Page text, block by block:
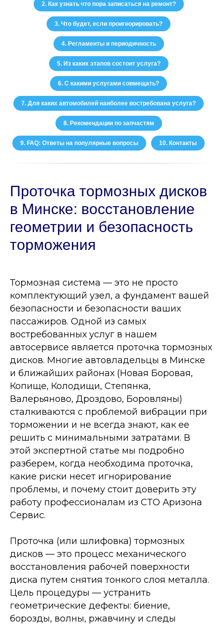
2. Как узнать что пора записаться на ремонт?
3. Что будет, если проигнорировать?
4. Регламенты и периодичность
5. Из каких этапов состоит услуга?
6. С какими услугами совмещать?
7. Для каких автомобилей наиболее востребована услуга?
8. Рекомендации по запчастям
9. FAQ: Ответы на популярные вопросы 10. Контакты
Проточка тормозных дисков
в Минске: восстановление
геометрии и безопасность
торможения
Тормозная система — это не просто
комплектующий узел, а фундамент вашей
безопасности и безопасности ваших
пассажиров. Одной из самых
востребованных услуг в нашем
автосервисе является проточка тормозных
дисков. Многие автовладельцы в Минске
и ближайших районах (Новая Боровая,
Копище, Колодищи, Степянка,
Валерьяново, Дроздово, Боровляны)
сталкиваются с проблемой вибрации при
торможении и не всегда знают, как ее
решить с минимальными затратами. В
этой экспертной статье мы подробно
разберем, когда необходима проточка,
какие риски несет игнорирование
проблемы, и почему стоит доверить эту
работу профессионалам из СТО Аризона
Сервис.
Проточка (или шлифовка) тормозных
дисков — это процесс механического
восстановления рабочей поверхности
диска путем снятия тонкого слоя металла.
Цель процедуры — устранить
геометрические дефекты: биение,
борозды, волны, ржавчину и следы